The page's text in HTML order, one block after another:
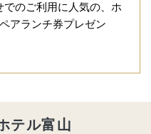
のご利用に人気の、ホ
アランチ券プレゼン
テル富山